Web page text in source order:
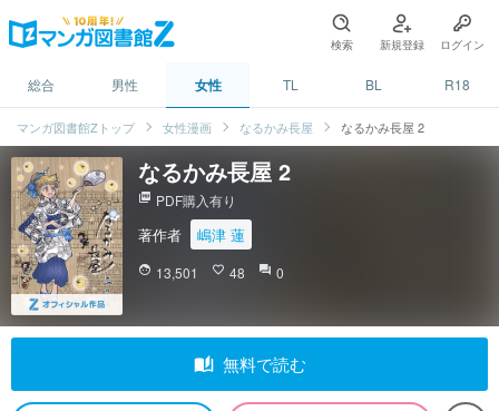
検索 新規登録 ログイン
総合 男性 女性 TL BL R18
マンガ図書館Zトップ 女性漫画 なるかみ長屋 なるかみ長屋 2
なるかみ長屋 2
picture_as_pdf PDF購入有り
著作者 嶋津 蓮
face 13,501 favorite_border 48 question_answer 0
auto_stories 無料で読む